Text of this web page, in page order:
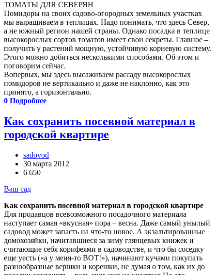
ТОМАТЫ ДЛЯ СЕВЕРЯН
Помидоры на своих садово-огородных земельных участках
мы выращиваем в теплицах. Надо понимать, что здесь Север,
а не южный регион нашей страны. Однако посадка в теплице
высокорослых сортов томатов имеет свои секреты. Главное –
получить у растений мощную, устойчивую корневую систему.
Этого можно добиться несколькими способами. Об этом и
поговорим сейчас.
Во­первых, мы здесь высаживаем рассаду высокорослых
помидоров не вертикально и даже не наклонно, как это
принято, а горизонтально.
0 Подробнее
Как сохранить посевной материал в
городской квартире
sadovod
30 марта 2012
6 650
Ваш сад
Как сохранить посевной материал в городской квартире
Для продавцов всевозможного посадочного материала
наступает самая «вкусная» пора – весна. Даже самый унылый
садовод может запасть на что­-то новое. А экзальтированные
домохозяйки, начитавшиеся за зиму глянцевых книжек и
считающие себя корифеями в садоводстве, и что бы соседку
еще уесть («а у меня-то ВОТ!»), начинают кучами покупать
разнообразные вершки и корешки, не думая о том, как их до